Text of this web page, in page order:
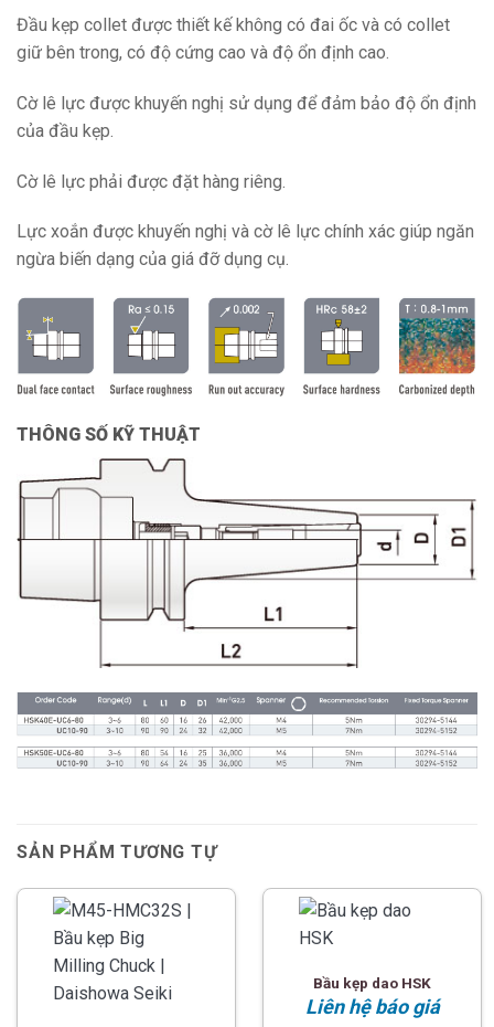
Đầu kẹp collet được thiết kế không có đai ốc và có collet
giữ bên trong, có độ cứng cao và độ ổn định cao.
Cờ lê lực được khuyến nghị sử dụng để đảm bảo độ ổn định
của đầu kẹp.
Cờ lê lực phải được đặt hàng riêng.
Lực xoắn được khuyến nghị và cờ lê lực chính xác giúp ngăn
ngừa biến dạng của giá đỡ dụng cụ.
THÔNG SỐ KỸ THUẬT
SẢN PHẨM TƯƠNG TỰ
Bầu kẹp dao HSK
Liên hệ báo giá